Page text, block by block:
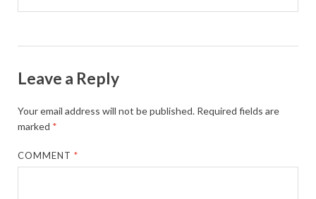
Leave a Reply
Your email address will not be published. Required fields are
marked *
COMMENT*